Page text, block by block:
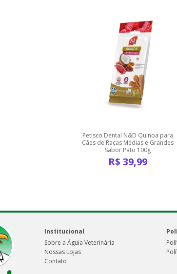
Petisco Dental N&D Quinoa para
Cães de Raças Médias e Grandes
Sabor Pato 100g
R$ 39,99
Institucional
Sobre a Águia Veterinária
Nossas Lojas
Contato